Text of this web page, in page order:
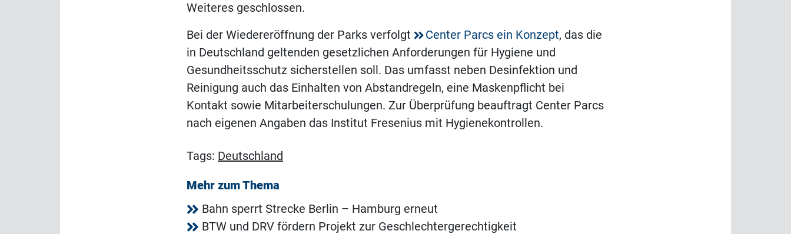
Weiteres geschlossen.
Bei der Wiedereröffnung der Parks verfolgt
Center Parcs ein Konzept, das die
in Deutschland geltenden gesetzlichen Anforderungen für Hygiene und
Gesundheitsschutz sicherstellen soll. Das umfasst neben Desinfektion und
Reinigung auch das Einhalten von Abstandregeln, eine Maskenpflicht bei
Kontakt sowie Mitarbeiterschulungen. Zur Überprüfung beauftragt Center Parcs
nach eigenen Angaben das Institut Fresenius mit Hygienekontrollen.
Tags: Deutschland
Mehr zum Thema
Bahn sperrt Strecke Berlin – Hamburg erneut
BTW und DRV fördern Projekt zur Geschlechtergerechtigkeit